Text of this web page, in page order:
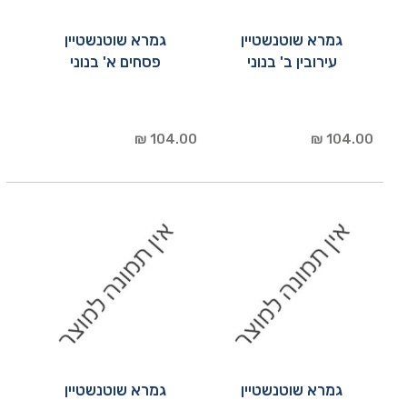
גמרא שוטנשטיין
עירובין ב' בנוני
104.00 ₪
גמרא שוטנשטיין
פסחים א' בנוני
104.00 ₪
גמרא שוטנשטיין
גמרא שוטנשטיין